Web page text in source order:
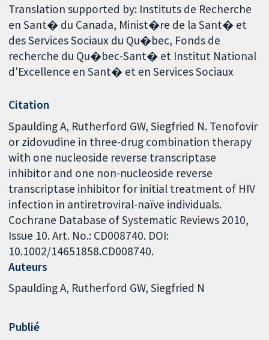
Translation supported by: Instituts de Recherche
en Sant� du Canada, Minist�re de la Sant� et
des Services Sociaux du Qu�bec, Fonds de
recherche du Qu�bec-Sant� et Institut National
d'Excellence en Sant� et en Services Sociaux
Citation
Spaulding A, Rutherford GW, Siegfried N. Tenofovir
or zidovudine in three-drug combination therapy
with one nucleoside reverse transcriptase
inhibitor and one non-nucleoside reverse
transcriptase inhibitor for initial treatment of HIV
infection in antiretroviral-naïve individuals.
Cochrane Database of Systematic Reviews 2010,
Issue 10. Art. No.: CD008740. DOI:
10.1002/14651858.CD008740.
Auteurs
Spaulding A Rutherford GW Siegfried N
Publié